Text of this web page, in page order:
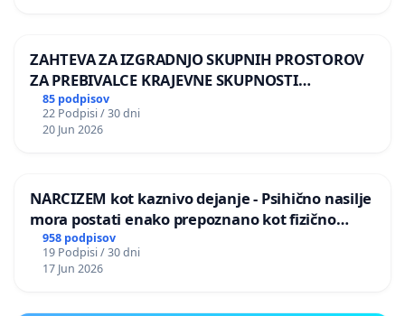
ZAHTEVA ZA IZGRADNJO SKUPNIH PROSTOROV
ZA PREBIVALCE KRAJEVNE SKUPNOSTI
PRESTRANEK
85 podpisov
22 Podpisi / 30 dni
20 Jun 2026
NARCIZEM kot kaznivo dejanje - Psihično nasilje
mora postati enako prepoznano kot fizično
nasilje
958 podpisov
19 Podpisi / 30 dni
17 Jun 2026